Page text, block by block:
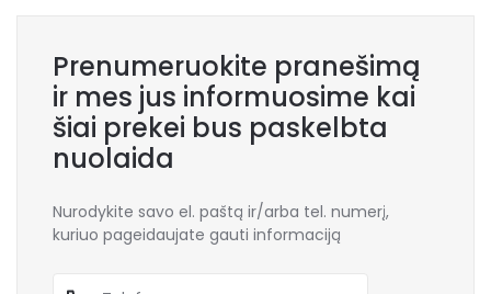
Prenumeruokite pranešimą
ir mes jus informuosime kai
šiai prekei bus paskelbta
nuolaida
Nurodykite savo el. paštą ir/arba tel. numerį,
kuriuo pageidaujate gauti informaciją